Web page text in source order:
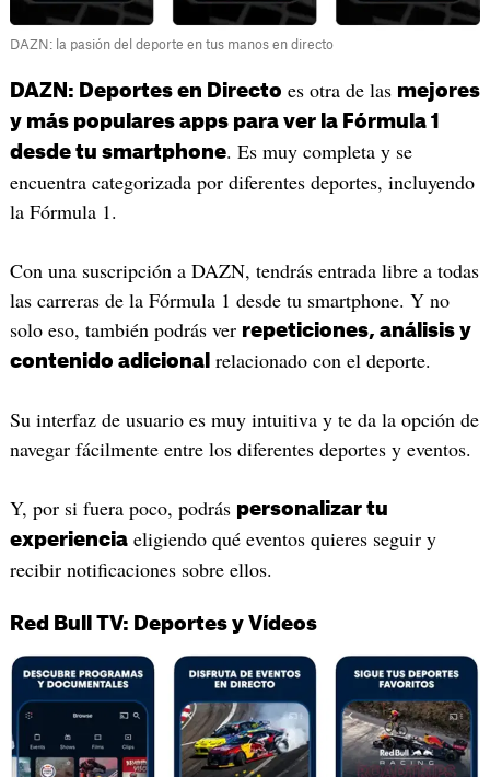
DAZN: la pasión del deporte en tus manos en directo
DAZN: Deportes en Directo es otra de las mejores
y más populares apps para ver la Fórmula 1
desde tu smartphone. Es muy completa y se
encuentra categorizada por diferentes deportes, incluyendo
la Fórmula 1.
Con una suscripción a DAZN, tendrás entrada libre a todas
las carreras de la Fórmula 1 desde tu smartphone. Y no
solo eso, también podrás ver repeticiones, análisis y
contenido adicional relacionado con el deporte.
Su interfaz de usuario es muy intuitiva y te da la opción de
navegar fácilmente entre los diferentes deportes y eventos.
Y, por si fuera poco, podrás personalizar tu
experienciaeligiendo qué eventos quieres seguir y
recibir notificaciones sobre ellos.
Red Bull TV: Deportes y Vídeos